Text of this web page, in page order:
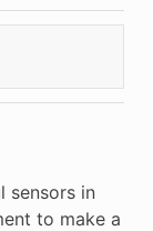
sensors in
to make a